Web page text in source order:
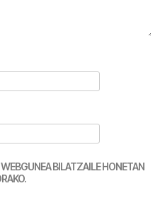
BILATZAILE HONETAN